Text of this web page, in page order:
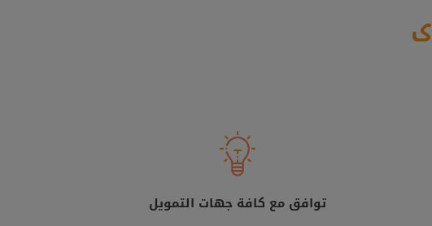
توافق مع كافة جهات التمويل